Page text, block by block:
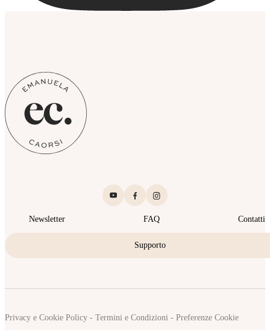
Newsletter FAQ Contatti
Supporto
Privacy e Cookie Policy - Termini e Condizioni - Preferenze Cookie